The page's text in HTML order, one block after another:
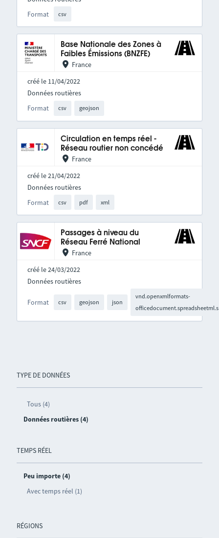
TYPE DE DONNÉES
Tous (4)
Données routières (4)
TEMPS RÉEL
Peu importe (4)
Avec temps réel (1)
RÉGIONS
Format csv
Base Nationale des Zones à
Faibles Émissions (BNZFE)
France
créé le 11/04/2022
Format csv geojson
Données routières
Circulation en temps réel -
Réseau routier non concédé
France
créé le 21/04/2022
Format csv pdf xml
Données routières
Passages à niveau du
Réseau Ferré National
France
créé le 24/03/2022
Format csv geojson json
vnd.openxmlformats-
Données routières